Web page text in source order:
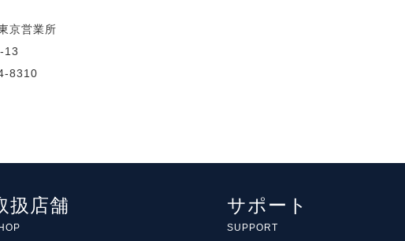
京営業所
13
8310
扱店舗 サポート
SUPPORT